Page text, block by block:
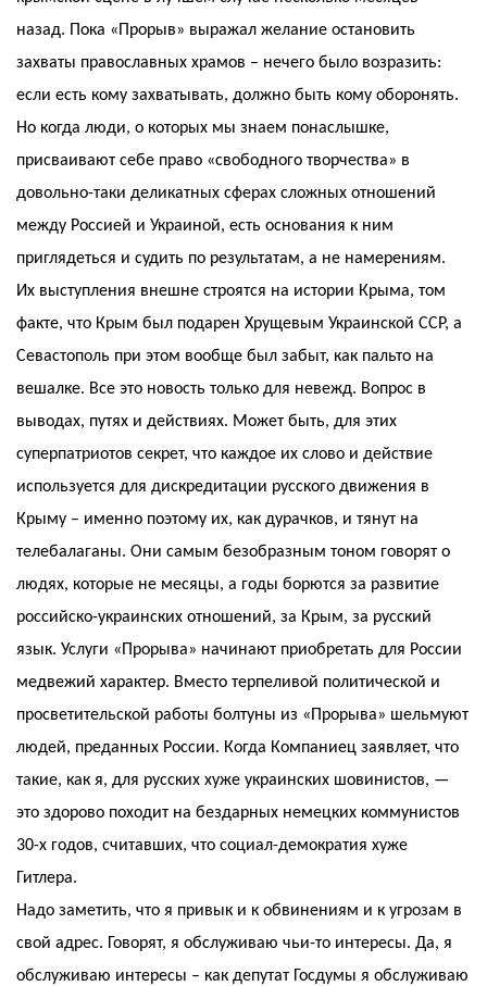
назад. Пока «Прорыв» выражал желание остановить
захваты православных храмов – нечего было возразить:
если есть кому захватывать, должно быть кому оборонять.
Но когда люди, о которых мы знаем понаслышке,
присваивают себе право «свободного творчества» в
довольно-таки деликатных сферах сложных отношений
между Россией и Украиной, есть основания к ним
приглядеться и судить по результатам, а не намерениям.
Их выступления внешне строятся на истории Крыма, том
факте, что Крым был подарен Хрущевым Украинской ССР, а
Севастополь при этом вообще был забыт, как пальто на
вешалке. Все это новость только для невежд. Вопрос в
выводах, путях и действиях. Может быть, для этих
суперпатриотов секрет, что каждое их слово и действие
используется для дискредитации русского движения в
Крыму – именно поэтому их, как дурачков, и тянут на
телебалаганы. Они самым безобразным тоном говорят о
людях, которые не месяцы, а годы борются за развитие
российско-украинских отношений, за Крым, за русский
язык. Услуги «Прорыва» начинают приобретать для России
медвежий характер. Вместо терпеливой политической и
просветительской работы болтуны из «Прорыва» шельмуют
людей, преданных России. Когда Компаниец заявляет, что
такие, как я, для русских хуже украинских шовинистов, —
это здорово походит на бездарных немецких коммунистов
30-х годов, считавших, что социал-демократия хуже
Гитлера.
Надо заметить, что я привык и к обвинениям и к угрозам в
свой адрес. Говорят, я обслуживаю чьи-то интересы. Да, я
обслуживаю интересы – как депутат Госдумы я обслуживаю